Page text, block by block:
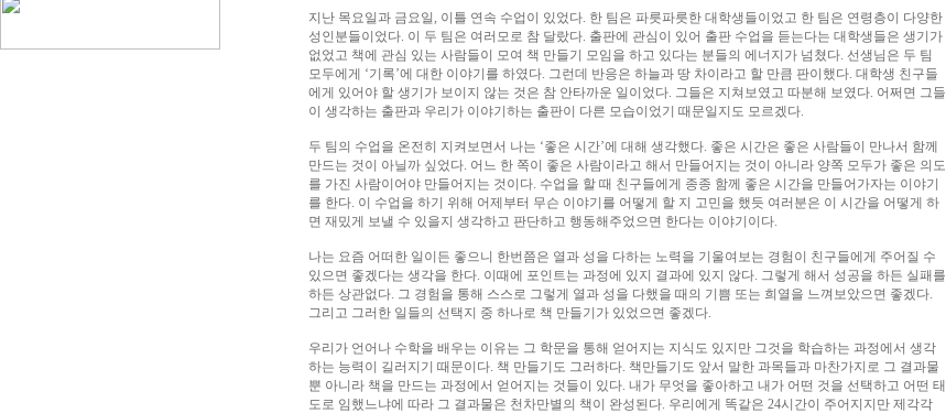
지난 목요일과 금요일, 이틀 연속 수업이 있었다. 한 팀은 파릇파릇한 대학생들이었고 한 팀은 연령층이 다양한
성인분들이었다. 이 두 팀은 여러모로 참 달랐다. 출판에 관심이 있어 출판 수업을 듣는다는 대학생들은 생기가
없었고 책에 관심 있는 사람들이 모여 책 만들기 모임을 하고 있다는 분들의 에너지가 넘쳤다. 선생님은 두 팀
모두에게 ‘기록’에 대한 이야기를 하였다. 그런데 반응은 하늘과 땅 차이라고 할 만큼 판이했다. 대학생 친구들
에게 있어야 할 생기가 보이지 않는 것은 참 안타까운 일이었다. 그들은 지쳐보였고 따분해 보였다. 어쩌면 그들
이 생각하는 출판과 우리가 이야기하는 출판이 다른 모습이었기 때문일지도 모르겠다.
두 팀의 수업을 온전히 지켜보면서 나는 ‘좋은 시간’에 대해 생각했다. 좋은 시간은 좋은 사람들이 만나서 함께
만드는 것이 아닐까 싶었다. 어느 한 쪽이 좋은 사람이라고 해서 만들어지는 것이 아니라 양쪽 모두가 좋은 의도
를 가진 사람이어야 만들어지는 것이다. 수업을 할 때 친구들에게 종종 함께 좋은 시간을 만들어가자는 이야기
를 한다. 이 수업을 하기 위해 어제부터 무슨 이야기를 어떻게 할 지 고민을 했듯 여러분은 이 시간을 어떻게 하
면 재밌게 보낼 수 있을지 생각하고 판단하고 행동해주었으면 한다는 이야기이다.
나는 요즘 어떠한 일이든 좋으니 한번쯤은 열과 성을 다하는 노력을 기울여보는 경험이 친구들에게 주어질 수
있으면 좋겠다는 생각을 한다. 이때에 포인트는 과정에 있지 결과에 있지 않다. 그렇게 해서 성공을 하든 실패를
하든 상관없다. 그 경험을 통해 스스로 그렇게 열과 성을 다했을 때의 기쁨 또는 희열을 느껴보았으면 좋겠다.
그리고 그러한 일들의 선택지 중 하나로 책 만들기가 있었으면 좋겠다.
우리가 언어나 수학을 배우는 이유는 그 학문을 통해 얻어지는 지식도 있지만 그것을 학습하는 과정에서 생각
하는 능력이 길러지기 때문이다. 책 만들기도 그러하다. 책만들기도 앞서 말한 과목들과 마찬가지로 그 결과물
뿐 아니라 책을 만드는 과정에서 얻어지는 것들이 있다. 내가 무엇을 좋아하고 내가 어떤 것을 선택하고 어떤 태
도로 임했느냐에 따라 그 결과물은 천차만별의 책이 완성된다. 우리에게 똑같은 24시간이 주어지지만 제각각